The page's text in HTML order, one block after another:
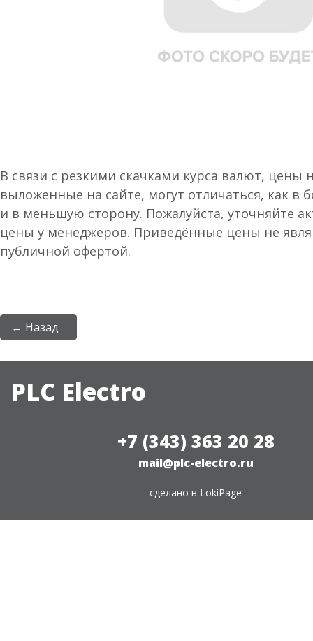
В связи с резкими скачками курса валют, цены
выложенные на сайте, могут отличаться, как в
и в меньшую сторону. Пожалуйста, уточняйте
цены у менеджеров. Приведённые цены не
публичной офертой.
← Назад
PLC Electro
+7 (343) 363 20 28
mail@plc-electro.ru
сделано в LokiPage